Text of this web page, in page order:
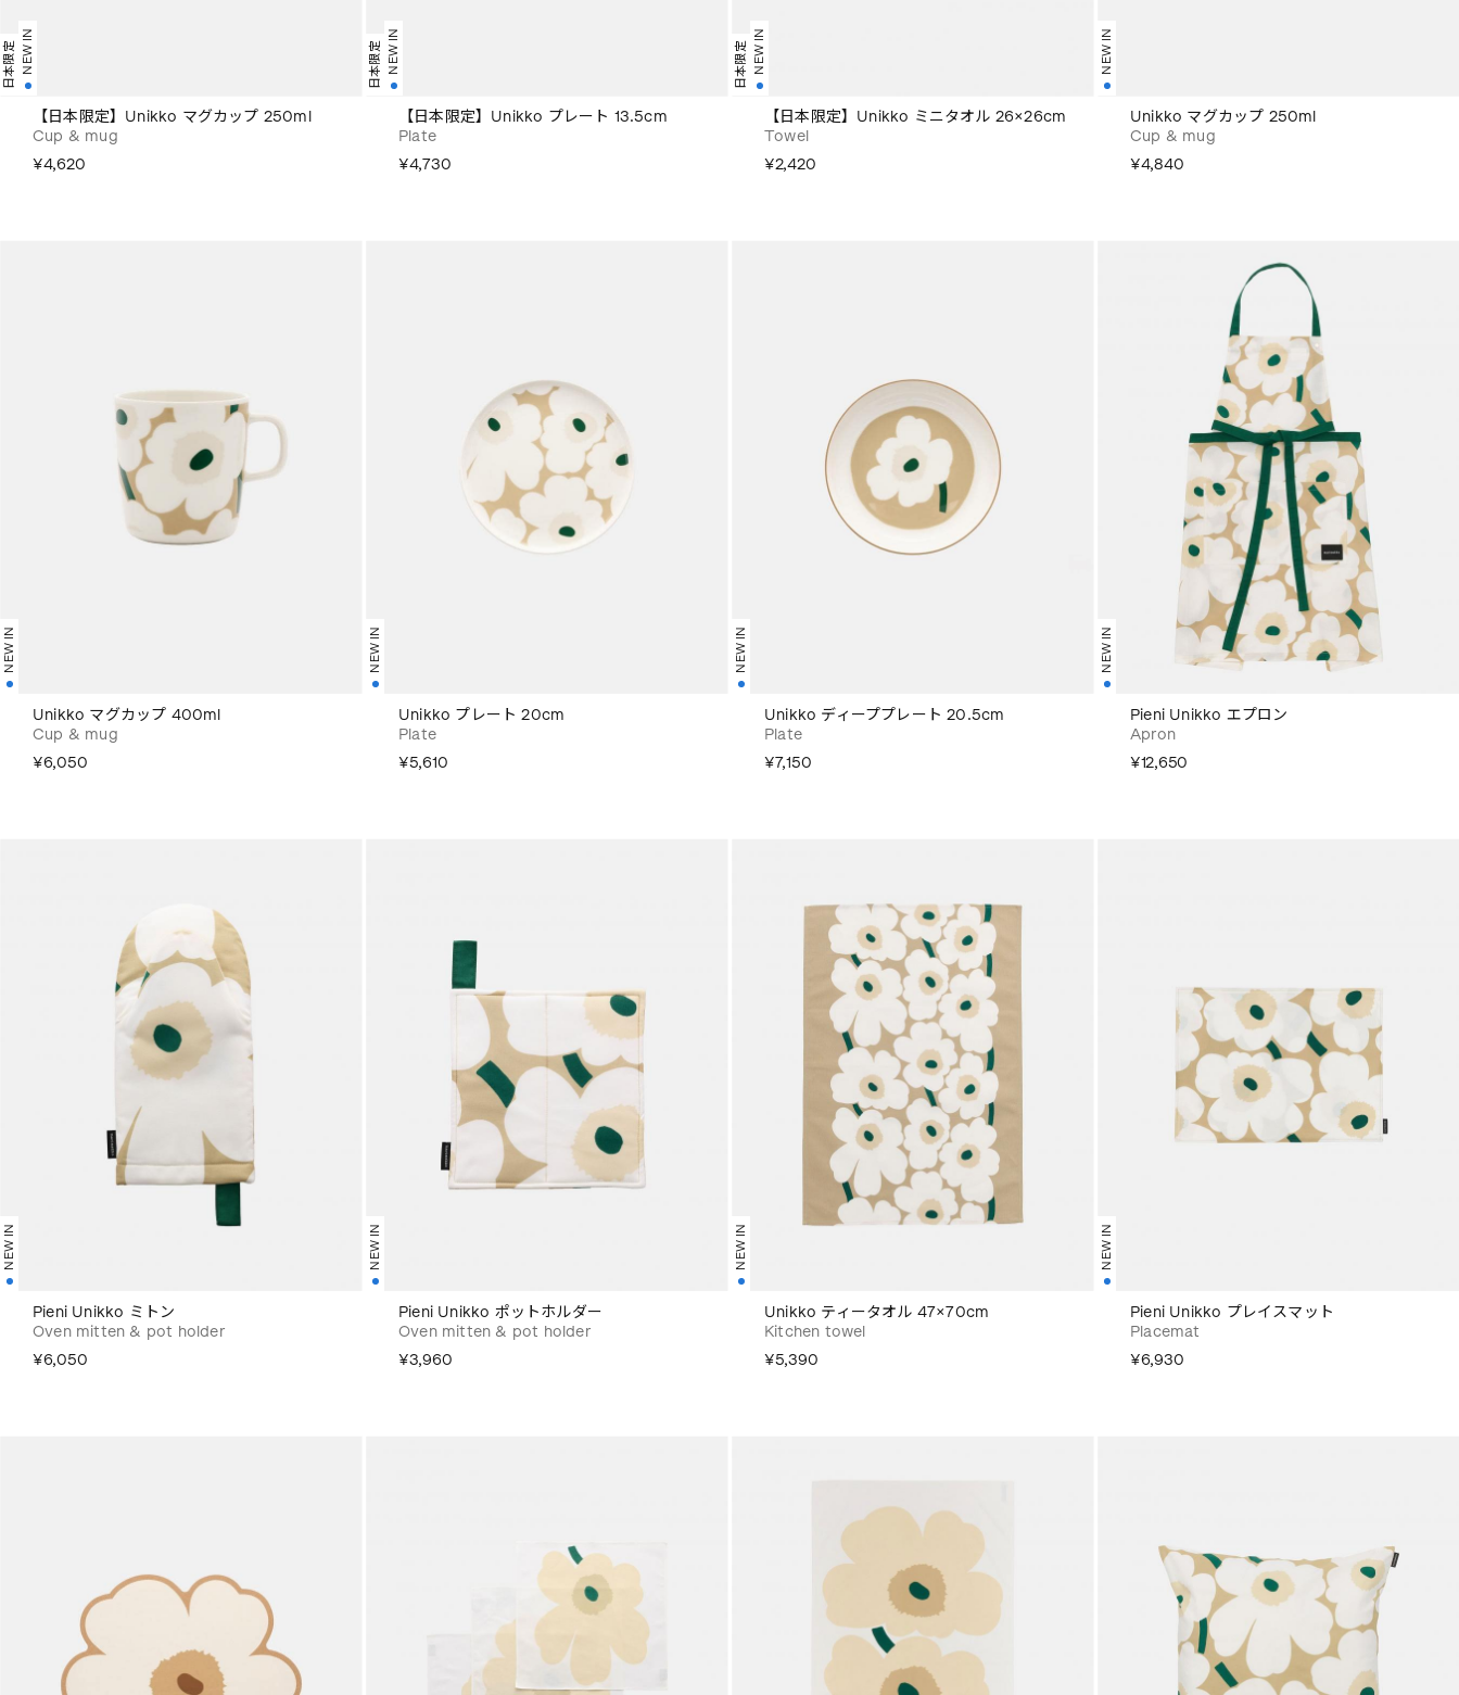
日本限定NEW IN
【日本限定】Unikko マグカップ 250ml
Cup & mug
¥4,620
日本限定NEW IN
【日本限定】Unikko プレート 13.5cm
Plate
¥4,730
日本限定NEW IN
【日本限定】Unikko ミニタオル 26×26cm
Towel
¥2,420
NEW IN
Unikko マグカップ 250ml
Cup & mug
¥4,840
NEW IN
Unikko マグカップ 400ml
Cup & mug
¥6,050
NEW IN
Unikko プレート 20cm
Plate
¥5,610
NEW IN
Unikko ディーププレート 20.5cm
Plate
¥7,150
NEW IN
Pieni Unikko エプロン
Apron
¥12,650
NEW IN
Pieni Unikko ミトン
Oven mitten & pot holder
¥6,050
NEW IN
Pieni Unikko ポットホルダー
Oven mitten & pot holder
¥3,960
NEW IN
Unikko ティータオル 47×70cm
Kitchen towel
¥5,390
NEW IN
Pieni Unikko プレイスマット
Placemat
¥6,930